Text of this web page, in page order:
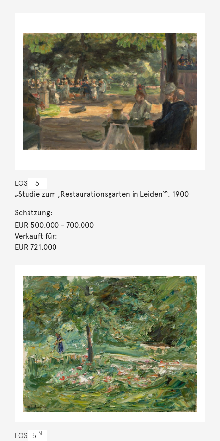
LOS 5
„Studie zum ,Restaurationsgarten in Leiden‘“. 1900
Schätzung:
EUR 500.000- 700.000
Verkauft für:
EUR 721.000
LOS 5 N